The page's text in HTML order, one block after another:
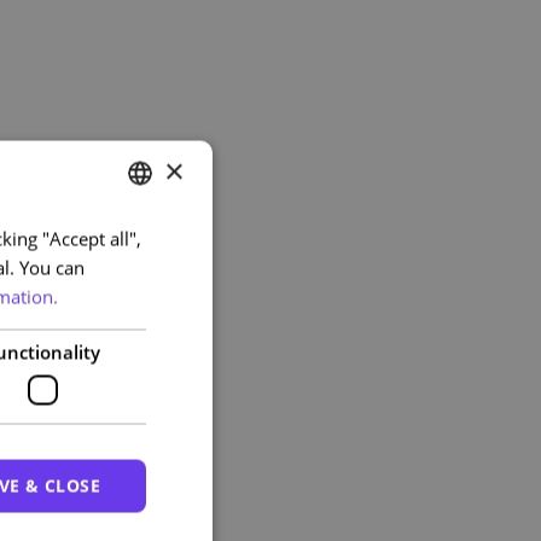
PORTUGUESE
ENGLISH
×
"Accept all",
You can
& CLOSE